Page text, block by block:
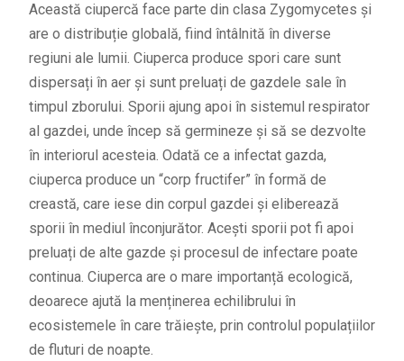
Această ciupercă face parte din clasa Zygomycetes și
are o distribuție globală, fiind întâlnită în diverse
regiuni ale lumii. Ciuperca produce spori care sunt
dispersați în aer și sunt preluați de gazdele sale în
timpul zborului. Sporii ajung apoi în sistemul respirator
al gazdei, unde încep să germineze și să se dezvolte
în interiorul acesteia. Odată ce a infectat gazda,
ciuperca produce un “corp fructifer” în formă de
creastă, care iese din corpul gazdei și eliberează
sporii în mediul înconjurător. Acești sporii pot fi apoi
preluați de alte gazde și procesul de infectare poate
continua. Ciuperca are o mare importanță ecologică,
deoarece ajută la menținerea echilibrului în
ecosistemele în care trăiește, prin controlul populațiilor
de fluturi de noapte.